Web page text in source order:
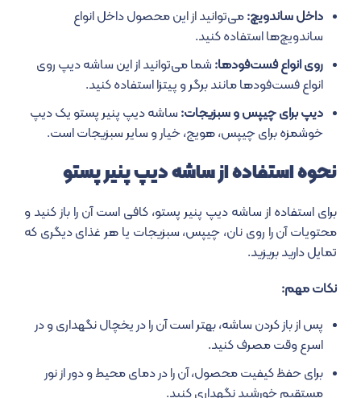
داخل ساندویچ:می‌توانید از این محصول داخل انواع
ساندویچ‌ها استفاده کنید.
روی انواع فست‌فودها: شما می‌توانید از این ساشه دیپ روی
انواع فست‌فودها مانند برگر و پیتزا استفاده کنید.
دیپ برای چیپس و سبزیجات: ساشه دیپ پنیر پستو یک دیپ
خوشمزه برای چیپس، هویج، خیار و سایر سبزیجات است.
نحوه استفاده از ساشه دیپ پنیر پستو
برای استفاده از ساشه دیپ پنیر پستو، کافی است آن را باز کنید و
محتویات آن را روی نان، چیپس، سبزیجات یا هر غذای دیگری که
تمایل دارید بریزید.
نکات مهم:
پس از باز کردن ساشه، بهتر است آن را در یخچال نگهداری و در
اسرع وقت مصرف کنید.
برای حفظ کیفیت محصول، آن را در دمای محیط و دور از نور
مستقیم خورشید نگهداری کنید.